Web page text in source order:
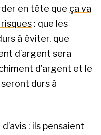
en tête que ça va
: que les
à éviter, que
d’argent sera
d’argent et le
durs à
: ils pensaient